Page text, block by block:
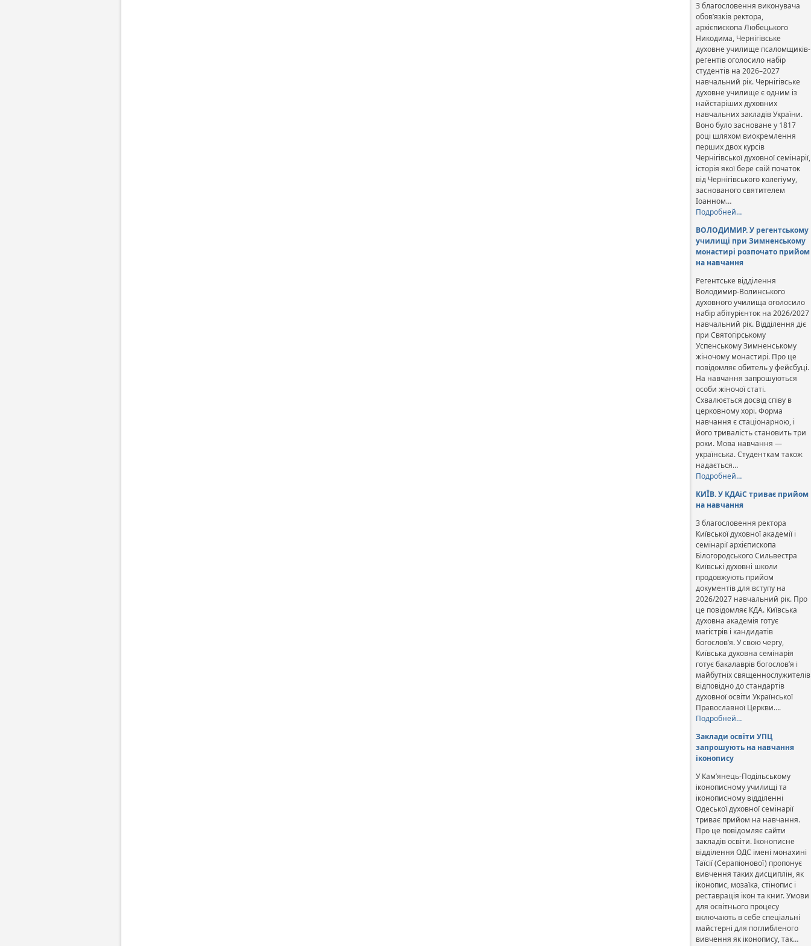
З благословення виконувача
обов’язків ректора,
архієпископа Любецького
Никодима, Чернігівське
духовне училище псаломщиків-
регентів оголосило набір
студентів на 2026–2027
навчальний рік. Чернігівське
духовне училище є одним із
найстаріших духовних
навчальних закладів України.
Воно було засноване у 1817
році шляхом виокремлення
перших двох курсів
Чернігівської духовної семінарії,
історія якої бере свій початок
від Чернігівського колегіуму,
заснованого святителем
Іоанном…
Подробней…
ВОЛОДИМИР. У регентському
училищі при Зимненському
монастирі розпочато прийом
на навчання
Регентське відділення
Володимир-Волинського
духовного училища оголосило
набір абітурієнток на 2026/2027
навчальний рік. Відділення діє
при Святогірському
Успенському Зимненському
жіночому монастирі. Про це
повідомляє обитель у фейсбуці.
На навчання запрошуються
особи жіночої статі.
Схвалюється досвід співу в
церковному хорі. Форма
навчання є стаціонарною, і
його тривалість становить три
роки. Мова навчання —
українська. Студенткам також
надається…
Подробней…
КИЇВ. У КДАіС триває прийом
на навчання
З благословення ректора
Київської духовної академії і
семінарії архієпископа
Білогородського Сильвестра
Київські духовні школи
продовжують прийом
документів для вступу на
2026/2027 навчальний рік. Про
це повідомляє КДА. Київська
духовна академія готує
магістрів і кандидатів
богослов’я. У свою чергу,
Київська духовна семінарія
готує бакалаврів богослов’я і
майбутніх священнослужителів
відповідно до стандартів
духовної освіти Української
Православної Церкви….
Подробней…
Заклади освіти УПЦ
запрошують на навчання
іконопису
У Кам’янець-Подільському
іконописному училищі та
іконописному відділенні
Одеської духовної семінарії
триває прийом на навчання.
Про це повідомляє сайти
закладів освіти. Іконописне
відділення ОДС імені монахині
Таїсії (Серапіонової) пропонує
вивчення таких дисциплін, як
іконопис, мозаїка, стінопис і
реставрація ікон та книг. Умови
для освітнього процесу
включають в себе спеціальні
майстерні для поглибленого
вивчення як іконопису, так…